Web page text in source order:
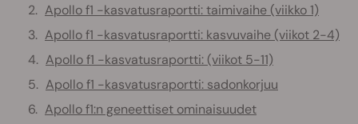
Apollo f1 -kasvatusraportti: taimivaihe (viikko 1)
Apollo f1 -kasvatusraportti: kasvuvaihe (viikot 2-4)
Apollo f1 -kasvatusraportti: (viikot 5-11)
Apollo f1 -kasvatusraportti: sadonkorjuu
Apollo f1:n geneettiset ominaisuudet